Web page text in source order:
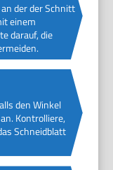
der der Schnitt
einem
darauf, die
den Winkel
Kontrolliere,
Schneidblatt